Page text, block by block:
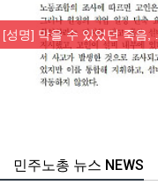
[성명] 막을 수 있었던 죽음,
주노총 뉴스 NEWS